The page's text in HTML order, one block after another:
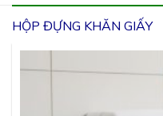
HỘP ĐỰNG KHĂN GIẤY